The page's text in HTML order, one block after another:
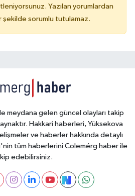
Yazılan yorumlardan
şekilde sorumlu tutulamaz.
meydana gelen güncel olayları takip
Hakkari haberleri, Yüksekova
ve haberler hakkında detaylı
tüm haberlerini Colemérg haber ile
edebilirsiniz.